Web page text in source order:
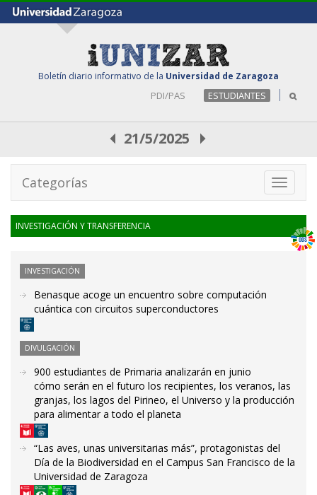
Boletín diario informativo de la Universidad de Zaragoza
PDI/PAS ESTUDIANTES
21/5/2025
Toggle
Categorías
INVESTIGACIÓN Y TRANSFERENCIA
INVESTIGACIÓN
Benasque acoge un encuentro sobre computación
cuántica con circuitos superconductores
DIVULGACIÓN
900 estudiantes de Primaria analizarán en junio
cómo serán en el futuro los recipientes, los veranos, las
granjas, los lagos del Pirineo, el Universo y la producción
para alimentar a todo el planeta
“Las aves, unas universitarias más”, protagonistas del
Día de la Biodiversidad en el Campus San Francisco de la
Universidad de Zaragoza